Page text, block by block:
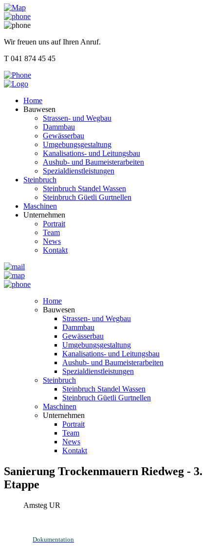
Wir freuen uns auf Ihren Anruf.
T 041 874 45 45
Home
Bauwesen
Strassen- und Wegbau
Dammbau
Gewässerbau
Umgebungsgestaltung
Kanalisations- und Leitungsbau
Aushub- und Baumeisterarbeiten
Spezialdienstleistungen
Steinbruch
Steinbruch Standel Wassen
Steinbruch Güetli Gurtnellen
Maschinen
Unternehmen
Portrait
Team
News
Kontakt
Home
Bauwesen
Strassen- und Wegbau
Dammbau
Gewässerbau
Umgebungsgestaltung
Kanalisations- und Leitungsbau
Aushub- und Baumeisterarbeiten
Spezialdienstleistungen
Steinbruch
Steinbruch Standel Wassen
Steinbruch Güetli Gurtnellen
Maschinen
Unternehmen
Portrait
Team
News
Kontakt
Sanierung Trockenmauern Riedweg - 3.
Etappe
Amsteg UR
Dokumentation